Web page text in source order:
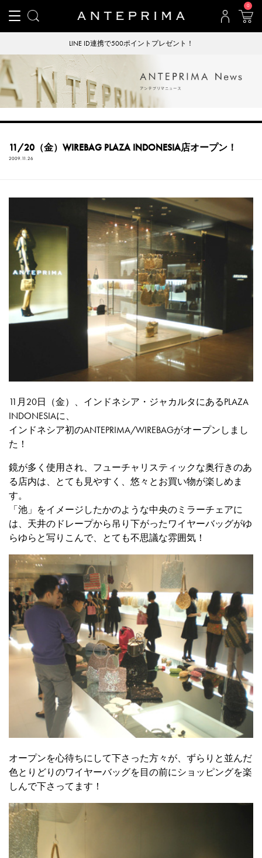
0
LINE ID連携で500ポイントプレゼント！
11/20（金）WIREBAG PLAZA INDONESIA店オープン！
2009.11.26
11月20日（金）、インドネシア・ジャカルタにあるPLAZA
INDONESIAに、
インドネシア初のANTEPRIMA/WIREBAGがオープンしまし
た！
鏡が多く使用され、フューチャリスティックな奥行きのあ
る店内は、とても見やすく、悠々とお買い物が楽しめま
す。
「池」をイメージしたかのような中央のミラーチェアに
は、天井のドレープから吊り下がったワイヤーバッグがゆ
らゆらと写りこんで、とても不思議な雰囲気！
オープンを心待ちにして下さった方々が、ずらりと並んだ
色とりどりのワイヤーバッグを目の前にショッピングを楽
しんで下さってます！